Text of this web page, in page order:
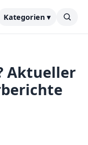
Kategorien ▾
Aktueller